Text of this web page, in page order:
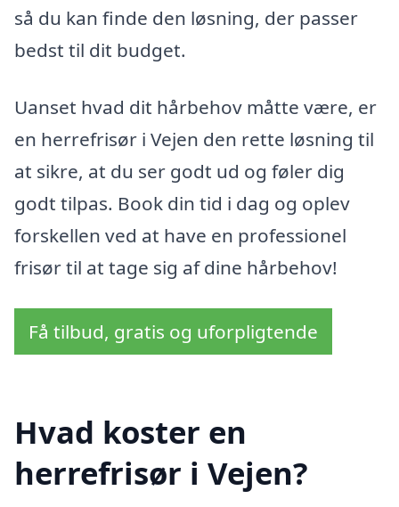
så du kan finde den løsning, der passer
bedst til dit budget.
Uanset hvad dit hårbehov måtte være, er
en herrefrisør i Vejen den rette løsning til
at sikre, at du ser godt ud og føler dig
godt tilpas. Book din tid i dag og oplev
forskellen ved at have en professionel
frisør til at tage sig af dine hårbehov!
Få tilbud, gratis og uforpligtende
Hvad koster en
herrefrisør i Vejen?